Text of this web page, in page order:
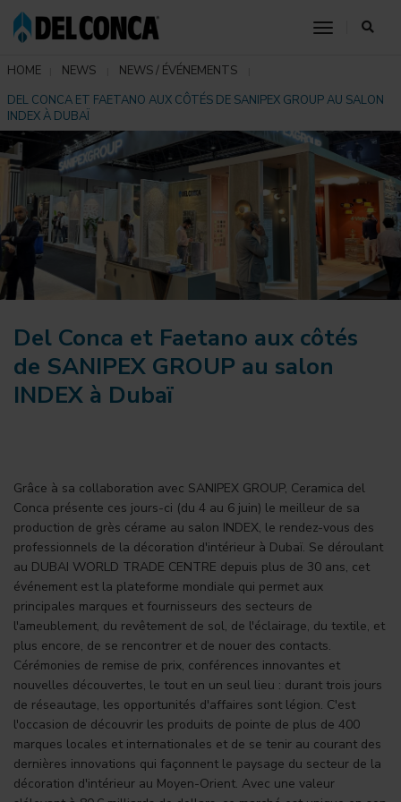
toggle
HOME NEWS
NEWS / ÉVÉNEMENTS
DEL CONCA ET FAETANO AUX CÔTÉS DE SANIPEX GROUP AU SALON
INDEX À DUBAÏ
Del Conca et Faetano aux côtés
de SANIPEX GROUP au salon
INDEX à Dubaï
Grâce à sa collaboration avec SANIPEX GROUP, Ceramica del
Conca présente ces jours-ci (du 4 au 6 juin) le meilleur de sa
production de grès cérame au salon INDEX, le rendez-vous des
professionnels de la décoration d'intérieur à Dubaï. Se déroulant
au DUBAI WORLD TRADE CENTRE depuis plus de 30 ans, cet
événement est la plateforme mondiale qui permet aux
principales marques et fournisseurs des secteurs de
l'ameublement, du revêtement de sol, de l'éclairage, du textile, et
plus encore, de se rencontrer et de nouer des contacts.
Cérémonies de remise de prix, conférences innovantes et
nouvelles découvertes, le tout en un seul lieu : durant trois jours
de réseautage, les opportunités d'affaires sont légion. C'est
l'occasion de découvrir les produits de pointe de plus de 400
marques locales et internationales et de se tenir au courant des
dernières innovations qui façonnent le paysage du secteur de la
décoration d'intérieur au Moyen-Orient. Avec une valeur